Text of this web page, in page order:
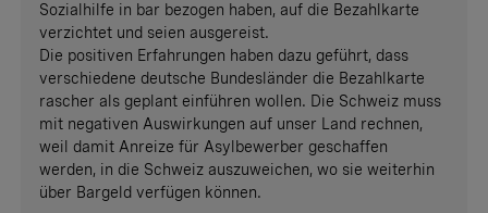
Sozialhilfe in bar bezogen haben, auf die Bezahlkarte
verzichtet und seien ausgereist.
Die positiven Erfahrungen haben dazu geführt, dass
verschiedene deutsche Bundesländer die Bezahlkarte
rascher als geplant einführen wollen. Die Schweiz muss
mit negativen Auswirkungen auf unser Land rechnen,
weil damit Anreize für Asylbewerber geschaffen
werden, in die Schweiz auszuweichen, wo sie weiterhin
über Bargeld verfügen können.